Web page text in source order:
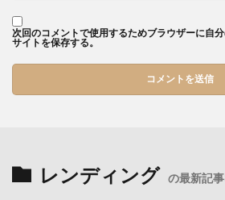
次回のコメントで使用するためブラウザーに自分
サイトを保存する。
レンディング の最新記